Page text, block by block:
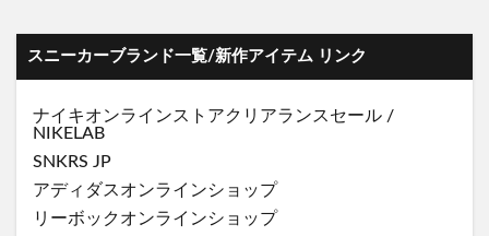
スニーカーブランド一覧/新作アイテム リンク
ナイキオンラインストアクリアランスセール /
NIKELAB
SNKRS JP
アディダスオンラインショップ
リーボックオンラインショップ